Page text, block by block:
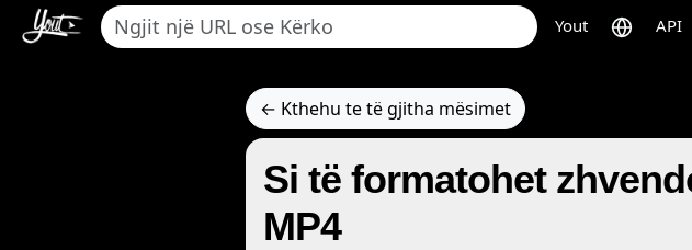
Yout API
← Kthehu te të gjitha mësimet
Si të formatohet
MP4